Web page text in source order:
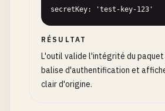
secretKey: 'test-key-123'
RÉSULTAT
L'outil valide l'intégrité du
balise d'authentification et
clair d'origine.